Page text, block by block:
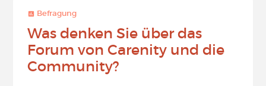
Befragung
Was denken Sie über das
Forum von Carenity und die
Community?